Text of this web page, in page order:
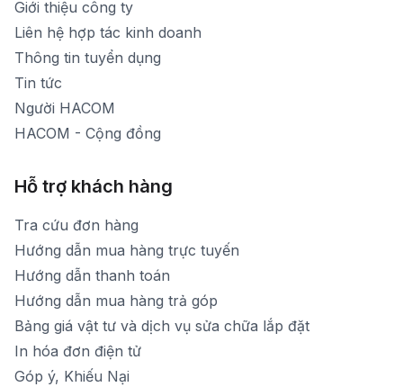
1900 1903 (máy lẻ 160)
[email protected]
Thời gian mở cửa: Từ 8h30-20h hàng ngày
Giới thiệu công ty
Liên hệ hợp tác kinh doanh
Thông tin tuyển dụng
Tin tức
Người HACOM
HACOM - Cộng đồng
Hỗ trợ khách hàng
Tra cứu đơn hàng
Hướng dẫn mua hàng trực tuyến
Hướng dẫn thanh toán
Hướng dẫn mua hàng trả góp
Bảng giá vật tư và dịch vụ sửa chữa lắp đặt
In hóa đơn điện tử
Góp ý, Khiếu Nại